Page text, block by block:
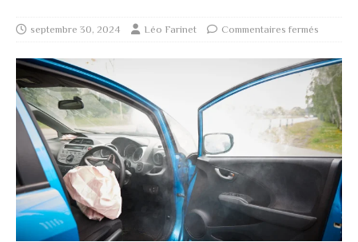
septembre 30, 2024 Léo Farinet Commentaires fermés